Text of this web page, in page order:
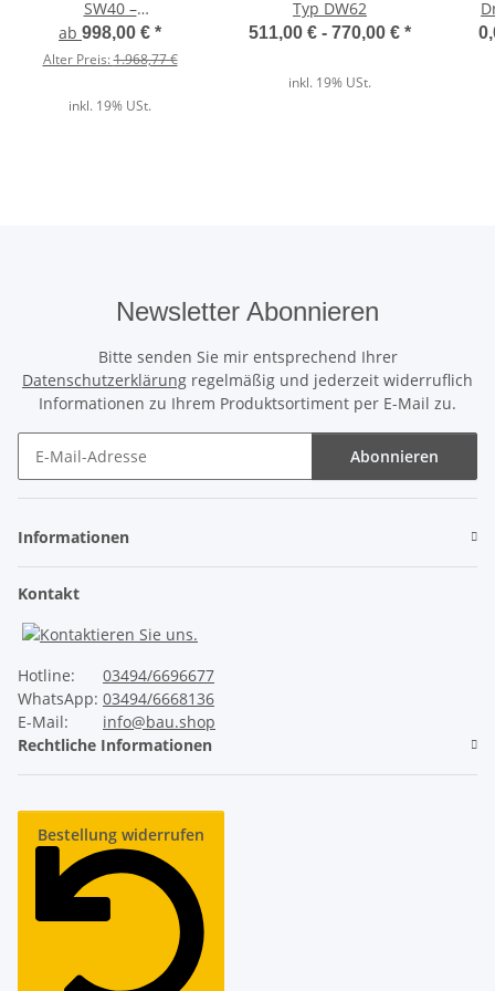
Der direkte Vergleich
Wärmedämmung
Ausgeschäumte Profile
Unser ThermoTeck ✓
✕
Ruhiger Lauf
Unser ThermoTeck
Industrie-Sicherheitsausstattung
Unser ThermoTeck
Normale Billig-Rolltore
Lange Lebensdauer
SW40 –
Wärmedämmendes
Sektionaltor für Halle,
ab 998,00 € *
Alter Preis:1.968,77 €
inkl. 19% USt.
Typ DW62
511,00 € - 770,00 € *
inkl. 19% USt.
Newsletter Abonnieren
Bitte senden Sie mir entsprechend Ihrer
Datenschutzerklärung regelmäßig und jederzeit widerruflich
Informationen zu Ihrem Produktsortiment per E-Mail zu.
Abonnieren
Informationen
Kontakt
Hotline:
03494/6696677
WhatsApp: 03494/6668136
E-Mail:
info@bau.shop
Rechtliche Informationen
Bestellung widerrufen